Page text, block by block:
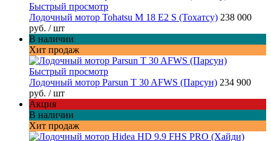
Быстрый просмотр
Лодочный мотор Tohatsu M 18 E2 S (Тохатсу) 238 000
руб. / шт
В наличии
Хит продаж
Быстрый просмотр
Лодочный мотор Parsun T 30 AFWS (Парсун) 234 900
руб. / шт
Акция
В наличии
Хит продаж